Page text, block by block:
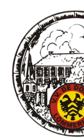
inhoud